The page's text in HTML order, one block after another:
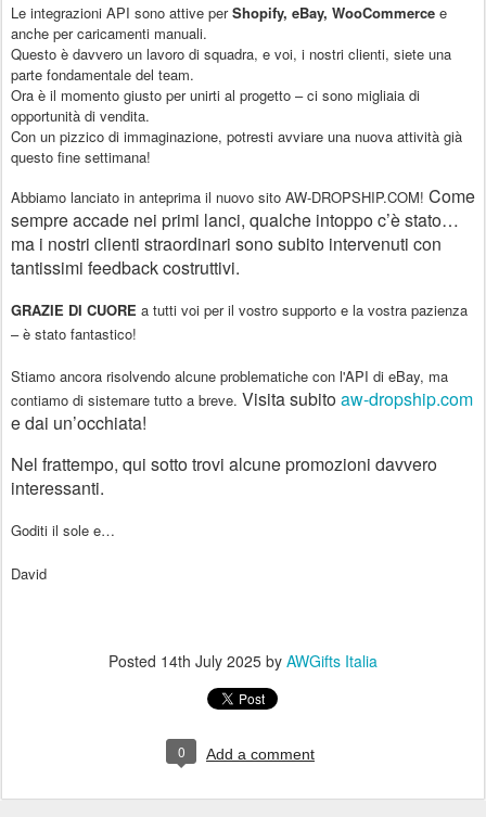
Le integrazioni API sono attive perShopify, eBay, WooCommerce e
anche percaricamenti manuali.
Questo è davvero un lavoro di squadra, e voi, i nostri clienti, siete una
parte fondamentale del team.
Ora è il momento giusto per unirti al progetto – ci sono migliaia di
opportunità di vendita.
Con un pizzico di immaginazione, potresti avviare una nuova attività già
questo fine settimana!
Abbiamo lanciato in anteprima il nuovo sito AW-DROPSHIP.COM! Come
sempre accade nei primi lanci, qualche intoppo c’è stato…
ma i nostri clienti straordinari sono subito intervenuti con
tantissimi feedback costruttivi.
GRAZIE DI CUORE a tutti voi per il vostro supporto e la vostra pazienza
– è stato fantastico!
Stiamo ancora risolvendo alcune problematiche con l'API di eBay, ma
contiamo di sistemare tutto a breve. Visita subitoaw-dropship.com
e dai un’occhiata!
Nel frattempo, qui sotto trovi alcune promozioni davvero
interessanti.
Goditi il sole e…
David
Posted 14th July 2025 by AWGifts Italia
0 Add a comment